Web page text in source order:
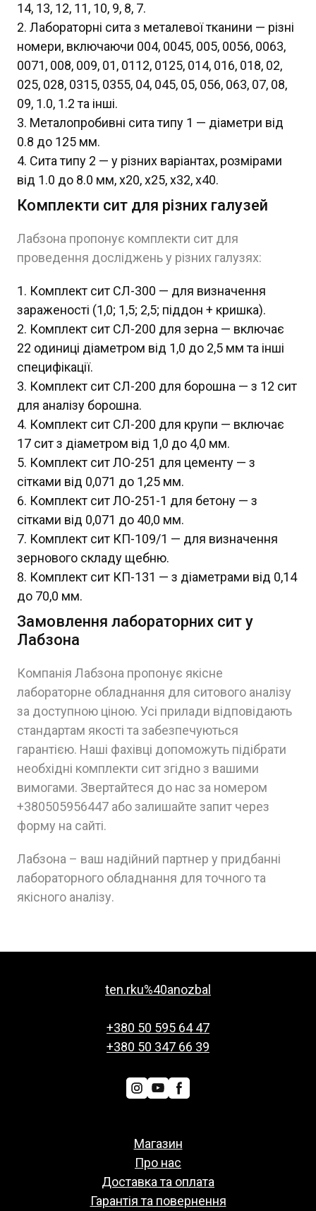
14, 13, 12, 11, 10, 9, 8, 7.
Лабораторні сита з металевої тканини — різні
номери, включаючи 004, 0045, 005, 0056, 0063,
0071, 008, 009, 01, 0112, 0125, 014, 016, 018, 02,
025, 028, 0315, 0355, 04, 045, 05, 056, 063, 07, 08,
09, 1.0, 1.2 та інші.
Металопробивні сита типу 1 — діаметри від
0.8 до 125 мм.
Сита типу 2 — у різних варіантах, розмірами
від 1.0 до 8.0 мм, х20, х25, х32, х40.
Комплекти сит для різних галузей
Лабзона пропонує комплекти сит для
проведення досліджень у різних галузях:
Комплект сит СЛ-300 — для визначення
зараженості (1,0; 1,5; 2,5; піддон + кришка).
Комплект сит СЛ-200 для зерна — включає
22 одиниці діаметром від 1,0 до 2,5 мм та інші
специфікації.
Комплект сит СЛ-200 для борошна — з 12 сит
для аналізу борошна.
Комплект сит СЛ-200 для крупи — включає
17 сит з діаметром від 1,0 до 4,0 мм.
Комплект сит ЛО-251 для цементу — з
сітками від 0,071 до 1,25 мм.
Комплект сит ЛО-251-1 для бетону — з
сітками від 0,071 до 40,0 мм.
Комплект сит КП-109/1 — для визначення
зернового складу щебню.
Комплект сит КП-131 — з діаметрами від 0,14
до 70,0 мм.
Замовлення лабораторних сит у
Лабзона
Компанія Лабзона пропонує якісне
лабораторне обладнання для ситового аналізу
за доступною ціною. Усі прилади відповідають
стандартам якості та забезпечуються
гарантією. Наші фахівці допоможуть підібрати
необхідні комплекти сит згідно з вашими
вимогами. Звертайтеся до нас за номером
+380505956447 або залишайте запит через
форму на сайті.
Лабзона – ваш надійний партнер у придбанні
лабораторного обладнання для точного та
якісного аналізу.
ten.rku%40anozbal
+380 50 595 64 47
+380 50 347 66 39
Магазин
Про нас
Доставка та оплата
Гарантія та повернення